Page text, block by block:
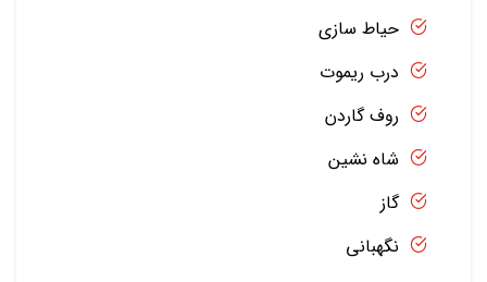
حیاط سازی
درب ریموت
روف گاردن
شاه نشین
گاز
نگهبانی